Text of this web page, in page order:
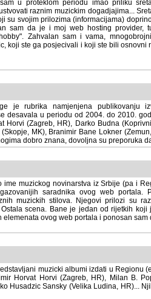
periodu imao priliku sretati razne
muzickim dogadjajima... Sretan
prilozima (informacijama) doprinosili
da je i moj web hosting provider,
Zahvalan sam i vama,
koji ste ga posjecivali i koji ste bili
je rubrika namjenjena publikovanju
desavala u periodu od 2004. do 2010.
Horvi (Zagreb, HR), Darko Budna
(Skopje, MK), Branimir Bane Lokner
dobro znana, dovoljna su preporuka
ime muzickog novinarstva iz Srbije (pa i
saradnika ovog web portala. Pisao
stilova. Njegovi prilozi su razvrstani
Bane je jedan od rijetkih koji je na ovom
web portala i ponosan sam da je svoje
muzicki albumi izdati u Regionu
Horvi (Zagreb, HR), Milan B.
Sansky (Velika Ludina, HR)... Njihovi